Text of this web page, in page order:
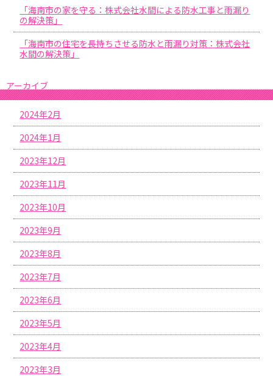
「海南市の家を守る：株式会社水間による防水工事と雨漏り
の解決策」
「海南市の住宅を長持ちさせる防水と雨漏り対策：株式会社
水間の解決策」
アーカイブ
2024年2月
2024年1月
2023年12月
2023年11月
2023年10月
2023年9月
2023年8月
2023年7月
2023年6月
2023年5月
2023年4月
2023年3月